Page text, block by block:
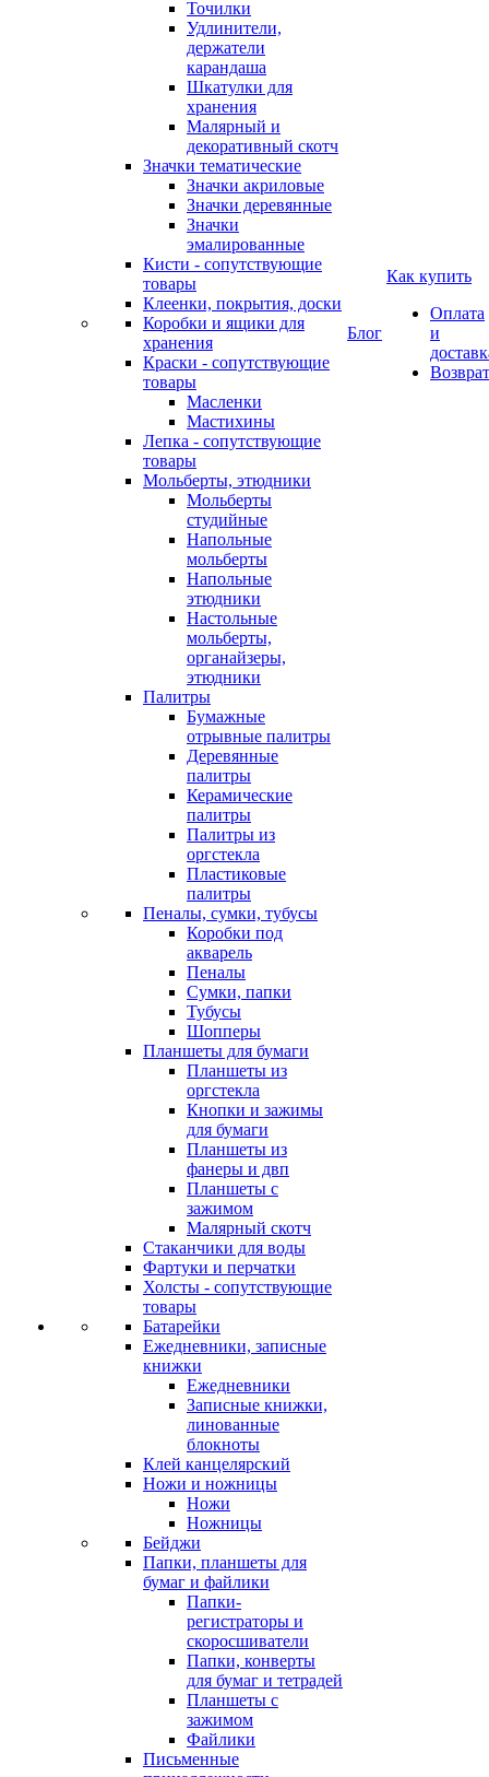
Точилки
Удлинители,
держатели
карандаша
Шкатулки для
хранения
Малярный и
декоративный скотч
Значки тематические
Значки акриловые
Значки деревянные
Значки
эмалированные
Кисти - сопутствующие
товары
Клеенки, покрытия, доски
Коробки и ящики для
хранения
Краски - сопутствующие
товары
Масленки
Мастихины
Лепка - сопутствующие
товары
Мольберты, этюдники
Мольберты
студийные
Напольные
мольберты
Напольные
этюдники
Настольные
мольберты,
органайзеры,
этюдники
Палитры
Бумажные
отрывные палитры
Деревянные
палитры
Керамические
палитры
Палитры из
оргстекла
Пластиковые
палитры
Пеналы, сумки, тубусы
Коробки под
акварель
Пеналы
Сумки, папки
Тубусы
Шопперы
Планшеты для бумаги
Планшеты из
оргстекла
Кнопки и зажимы
для бумаги
Планшеты из
фанеры и двп
Планшеты с
зажимом
Малярный скотч
Стаканчики для воды
Фартуки и перчатки
Холсты - сопутствующие
товары
Батарейки
Ежедневники, записные
книжки
Ежедневники
Записные книжки,
линованные
блокноты
Клей канцелярский
Ножи и ножницы
Ножи
Ножницы
Бейджи
Папки, планшеты для
бумаг и файлики
Папки-
регистраторы и
скоросшиватели
Папки, конверты
для бумаг и тетрадей
Планшеты с
зажимом
Файлики
Письменные
Блог
Как купить
Оплата
и
Возврат